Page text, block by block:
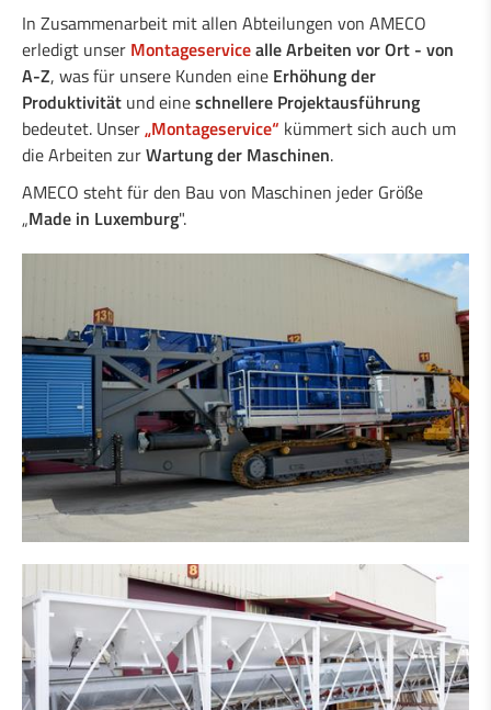
Straßensicherheit
In Zusammenarbeit mit allen Abteilungen von AMECO
erledigt unser Montageservicealle Arbeiten vor Ort - von
A-Z, was für unsere Kunden eine Erhöhung der
Produktivität und eineschnellere Projektausführung
bedeutet. Unser„Montageservice“ kümmert sich auch um
die Arbeiten zurWartung der Maschinen.
AMECO steht für den Bau von Maschinen jeder Größe
„Made in Luxemburg".